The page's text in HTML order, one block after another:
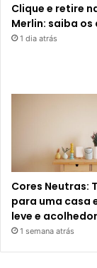
Clique e retire
Merlin: saiba os
1 dia atrás
Cores Neutras:
para uma casa
leve e
1 semana atrás